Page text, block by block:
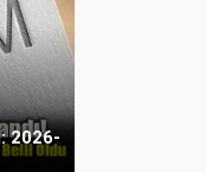
2026-